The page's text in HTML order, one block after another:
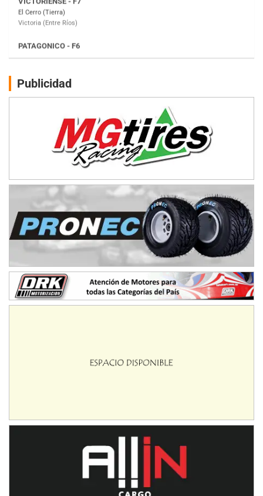
Moto Club Reginense (Tierra)
Gral. E. Godoy (Río Negro)
Juventud Unida (Tierra)
Humboldt (Santa Fe)
NORESTE SANTAFESINO - F6
SUR SANTAFESINO - F4
José Samuel Sánchez (Tierra)
Rufino (Santa Fe)
TUCUMANO - F5
Juan Navarro (Asfalto)
El Timbó (Tucumán)
COBERTURA ESPECIAL DE E-KART.COM.AR
08/09-AGO
IAME SERIES ARGENTINA 6
Baradero (Buenos Aires)
KDO - F6
Ciudad de Trenque Lauquen (Asfalto)
PATAGONICO - F6
Gral. E. Godoy (Río Negro)
Juventud Unida (Tierra)
Publicidad